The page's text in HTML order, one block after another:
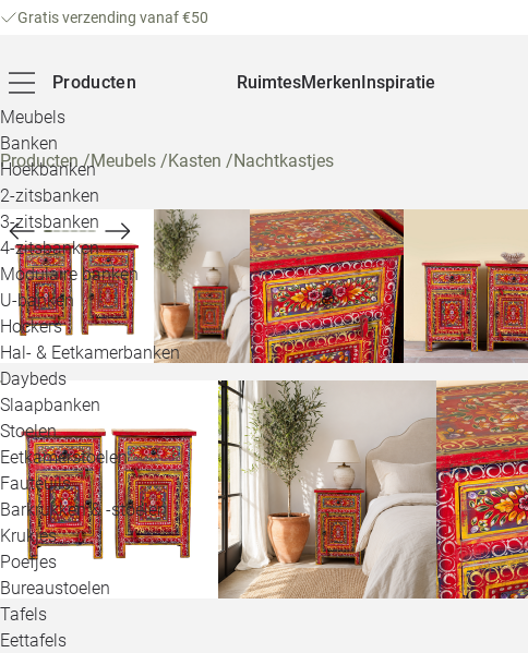
Gratis verzending vanaf €50
Producten
Meubels
Banken
Hoekbanken
2-zitsbanken
3-zitsbanken
4-zitsbanken
Modulaire banken
U-banken
Hockers
Hal- & Eetkamerbanken
Daybeds
Slaapbanken
Stoelen
Eetkamerstoelen
Fauteuils
Barkrukken & -stoelen
Krukjes
Poefjes
Bureaustoelen
Tafels
Eettafels
RuimtesMerkenInspiratie
Producten/Meubels /Kasten /Nachtkastjes